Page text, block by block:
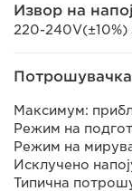
Извор на
220-
Потрошувачка
Максимум:
Режим на
Режим на
Исклучено
Типична